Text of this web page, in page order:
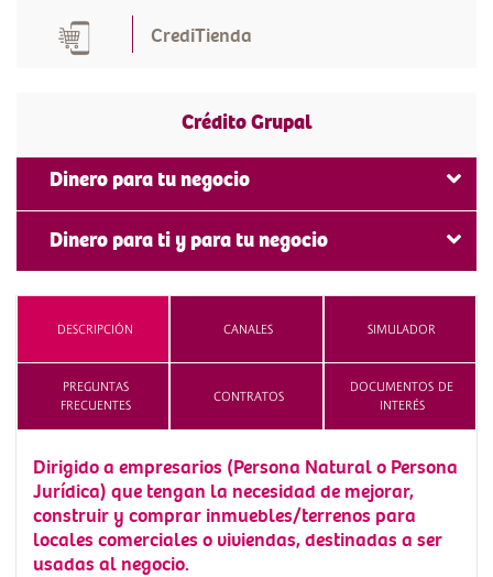
CrediTienda
Crédito Grupal
Dinero para tu negocio
Crédito Grupal
Dinero para ti y para tu negocio
Crece y Mejora
DESCRIPCIÓN CANALES SIMULADOR
PREGUNTAS
FRECUENTES
CONTRATOS
DOCUMENTOS DE
INTERÉS
Dirigido a empresarios (Persona Natural o Persona
Jurídica) que tengan la necesidad de mejorar,
construir y comprar inmuebles/terrenos para
locales comerciales o viviendas, destinadas a ser
usadas al negocio.